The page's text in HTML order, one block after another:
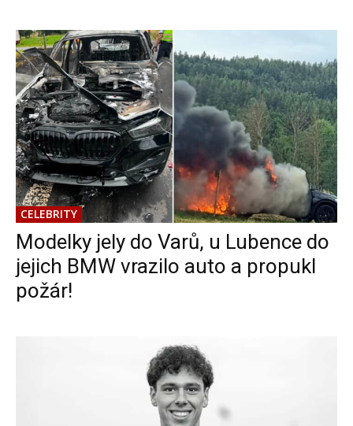
CELEBRITY
Modelky jely do Varů, u Lubence do
jejich BMW vrazilo auto a propukl
požár!